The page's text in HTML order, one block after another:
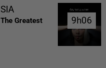
SIA
The Greatest 9h06
9h06